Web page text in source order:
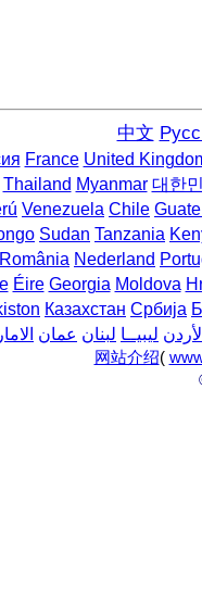
中文
France United
Thailand Myanmar 대한
Venezuela Chile
Sudan Tanzania
România Nederland
Éire Georgia Moldova
Казахстан Србија
ليبيــا لبنان عمان
网站介绍(